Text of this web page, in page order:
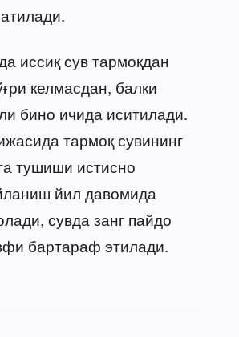
иссиқ сув тармоқдан
келмасдан, балки
бино ичида иситилади.
тармоқ сувининг
тушиши истисно
йил давомида
сувда занг пайдо
бартараф этилади.